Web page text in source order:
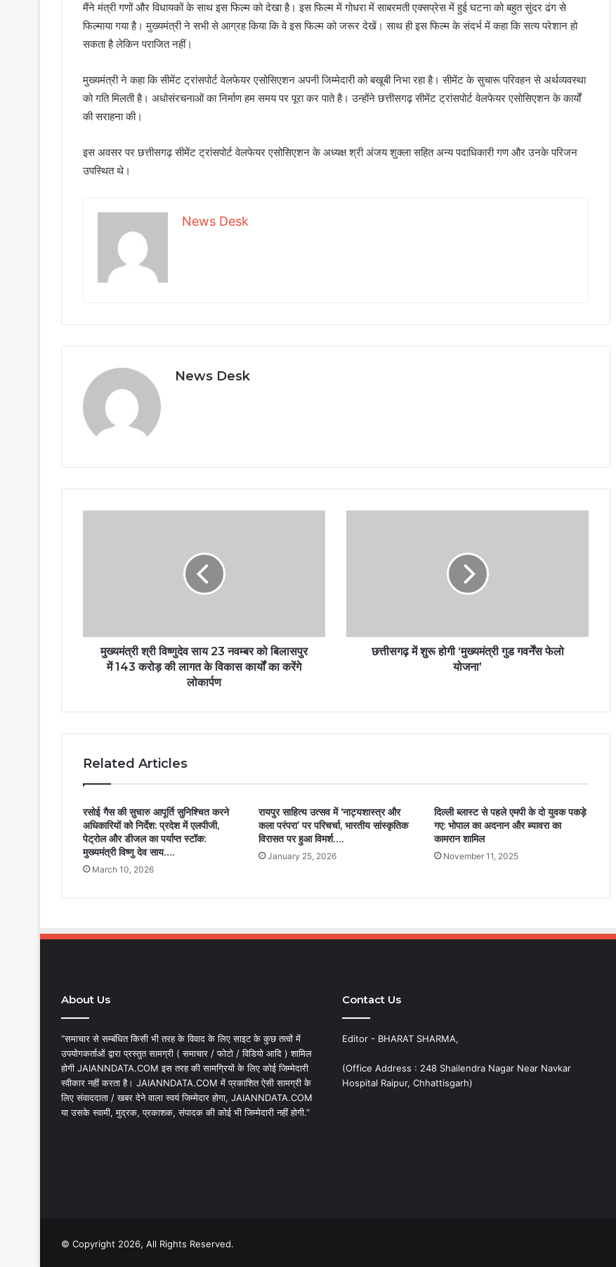
मैंने मंत्री गणों और विधायकों के साथ इस फिल्म को देखा है। इस फिल्म में गोधरा में साबरमती एक्सप्रेस में हुई घटना को बहुत सुंदर ढंग से
फिल्माया गया है। मुख्यमंत्री ने सभी से आग्रह किया कि वे इस फिल्म को जरूर देखें। साथ ही इस फिल्म के संदर्भ में कहा कि सत्य परेशान हो
सकता है लेकिन पराजित नहीं।
मुख्यमंत्री ने कहा कि सीमेंट ट्रांसपोर्ट वेलफेयर एसोसिएशन अपनी जिम्मेदारी को बखूबी निभा रहा है। सीमेंट के सुचारू परिवहन से अर्थव्यवस्था
को गति मिलती है। अधोसंरचनाओं का निर्माण हम समय पर पूरा कर पाते है। उन्होंने छत्तीसगढ़ सीमेंट ट्रांसपोर्ट वेलफेयर एसोसिएशन के कार्यों
की सराहना की।
इस अवसर पर छत्तीसगढ़ सीमेंट ट्रांसपोर्ट वेलफेयर एसोसिएशन के अध्यक्ष श्री अंजय शुक्ला सहित अन्य पदाधिकारी गण और उनके परिजन
उपस्थित थे।
News Desk
News Desk
मुख्यमंत्री श्री विष्णुदेव साय 23 नवम्बर को बिलासपुर
में 143 करोड़ की लागत के विकास कार्यों का करेंगे
लोकार्पण
छत्तीसगढ़ में शुरू होगी ‘मुख्यमंत्री गुड गवर्नेंस फेलो
योजना’
Related Articles
रसोई गैस की सुचारु आपूर्ति सुनिश्चित करने
अधिकारियों को निर्देश: प्रदेश में एलपीजी,
पेट्रोल और डीजल का पर्याप्त स्टॉक:
मुख्यमंत्री विष्णु देव साय….
March 10, 2026
रायपुर साहित्य उत्सव में ‘नाट्यशास्त्र और
कला परंपरा’ पर परिचर्चा, भारतीय सांस्कृतिक
विरासत पर हुआ विमर्श….
January 25, 2026
दिल्ली ब्लास्ट से पहले एमपी के दो युवक पकड़े
गए: भोपाल का अदनान और ब्यावरा का
कामरान शामिल
November 11, 2025
About Us
“समाचार से सम्बंधित किसी भी तरह के विवाद के लिए साइट के कुछ तत्वों में
उपयोगकर्ताओं द्वारा प्रस्तुत सामग्री ( समाचार / फोटो / विडियो आदि ) शामिल
होगी JAIANNDATA.COM इस तरह की सामग्रियों के लिए कोई जिम्मेदारी
स्वीकार नहीं करता है। JAIANNDATA.COM में प्रकाशित ऐसी सामग्री के
लिए संवाददाता / खबर देने वाला स्वयं जिम्मेदार होगा, JAIANNDATA.COM
या उसके स्वामी, मुद्रक, प्रकाशक, संपादक की कोई भी जिम्मेदारी नहीं होगी.”
Contact Us
Editor - BHARAT SHARMA,
(Office Address : 248 Shailendra Nagar Near Navkar
Hospital Raipur, Chhattisgarh)
© Copyright 2026, All Rights Reserved.